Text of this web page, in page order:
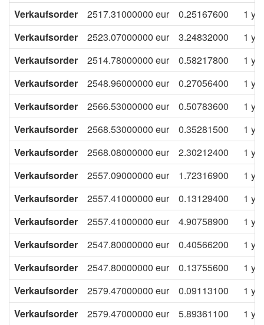
Verkaufsorder
2517.31000000 eur 0.25167600
1
Verkaufsorder
2523.07000000 eur 3.24832000
1
Verkaufsorder
2514.78000000 eur 0.58217800
1
Verkaufsorder
2548.96000000 eur 0.27056400
1
Verkaufsorder
2566.53000000 eur 0.50783600
1
Verkaufsorder
2568.53000000 eur 0.35281500
1
Verkaufsorder
2568.08000000 eur 2.30212400
1
Verkaufsorder
2557.09000000 eur 1.72316900
1
Verkaufsorder
2557.41000000 eur 0.13129400
1
Verkaufsorder
2557.41000000 eur 4.90758900
1
Verkaufsorder
2547.80000000 eur 0.40566200
1
Verkaufsorder
2547.80000000 eur 0.13755600
1
Verkaufsorder
2579.47000000 eur 0.09113100
1
Verkaufsorder
2579.47000000 eur 5.89361100
1